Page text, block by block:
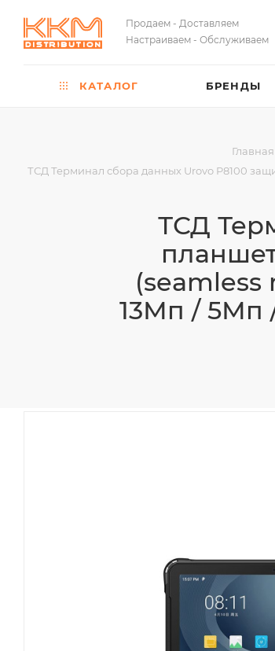
Продаем - Доставляем
Настраиваем - Обслуживаем
КАТАЛОГ БРЕНДЫ
ТСД Терминал сбора данных Urovo P8100
ТСД
(seamless
13Мп / 5Мп /